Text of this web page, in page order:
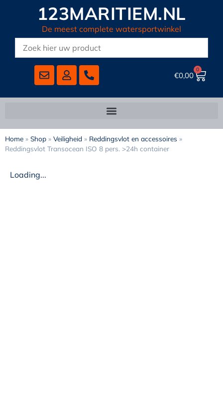
123MARITIEM.NL
De meest complete watersportwinkel
€0,00
0
Home » Shop » Veiligheid » Reddingsvlot en accessoires »
Reddingsvlot Transocean ISO 8 pers. >24h container
Loading...